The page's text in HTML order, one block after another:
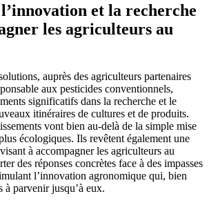
et la recherche
les agriculteurs au
auprès des agriculteurs partenaires
aux pesticides conventionnels,
significatifs dans la recherche et le
itinéraires de cultures et de produits.
vont bien au-delà de la simple mise
écologiques. Ils revêtent également une
à accompagner les agriculteurs au
des réponses concrètes face à des impasses
l’innovation agronomique qui, bien
à parvenir jusqu’à eux.